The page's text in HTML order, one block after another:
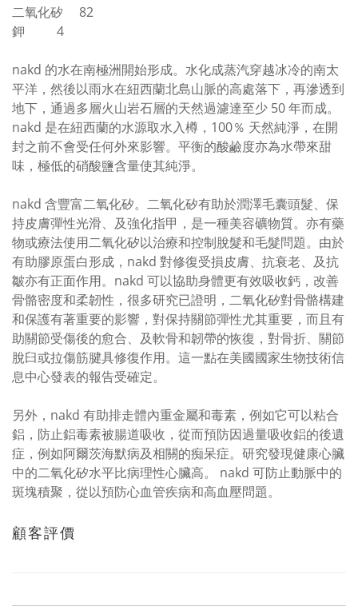
二氧化矽 82
鉀 4
nakd 的水在南極洲開始形成。水化成蒸汽穿越冰冷的南太
平洋，然後以雨水在紐西蘭北島山脈的高處落下，再滲透到
地下，通過多層火山岩石層的天然過濾達至少 50 年而成。
nakd 是在紐西蘭的水源取水入樽，100％ 天然純淨，在開
封之前不會受任何外來影響。平衡的酸鹼度亦為水帶來甜
味，極低的硝酸鹽含量使其純淨。
nakd 含豐富二氧化矽。二氧化矽有助於潤澤毛囊頭髮、保
持皮膚彈性光滑、及強化指甲，是一種美容礦物質。亦有藥
物或療法使用二氧化矽以治療和控制脫髮和毛髮問題。由於
有助膠原蛋白形成，nakd 對修復受損皮膚、抗衰老、及抗
皺亦有正面作用。nakd 可以協助身體更有效吸收鈣，改善
骨骼密度和柔韌性，很多研究已證明，二氧化矽對骨骼構建
和保護有著重要的影響，對保持關節彈性尤其重要，而且有
助關節受傷後的愈合、及軟骨和韌帶的恢復，對骨折、關節
脫臼或拉傷筋腱具修復作用。這一點在美國國家生物技術信
息中心發表的報告受確定。
另外，nakd 有助排走體內重金屬和毒素，例如它可以粘合
鋁，防止鋁毒素被腸道吸收，從而預防因過量吸收鋁的後遺
症，例如阿爾茨海默病及相關的痴呆症。研究發現健康心臟
中的二氧化矽水平比病理性心臟高。 nakd 可防止動脈中的
斑塊積聚，從以預防心血管疾病和高血壓問題。
顧客評價